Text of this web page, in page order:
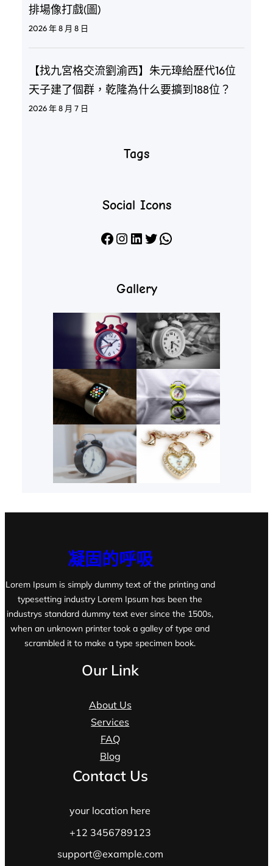
排場像打戲(圖)
2026 年 8 月 8 日
【找九宮格交流劉渝西】朱元璋給歷代16位
天子建了個群，乾隆為什么要擴到188位？
2026 年 8 月 7 日
Tags
Social Icons
Facebook Instagram LinkedIn X WhatsApp
Gallery
凝固的呼吸
Lorem Ipsum is simply dummy text of the printing and
typesetting industry Lorem Ipsum has been the
industrys standard dummy text ever since the 1500s,
when an unknown printer took a galley of type and
scrambled it to make a type specimen book.
Our Link
About Us
Services
FAQ
Blog
Contact Us
your location here
+12 3456789123
support@example.com